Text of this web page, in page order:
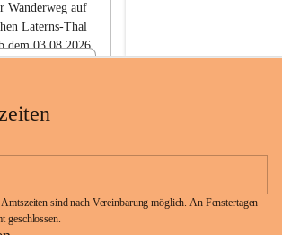
Wanderweg auf
Laterns-Thal
dem 03.08.2026
sind nach Vereinbarung möglich. An Fenstertagen
geschlossen.